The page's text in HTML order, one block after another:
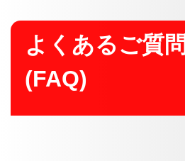
よくあるご質問
(FAQ)